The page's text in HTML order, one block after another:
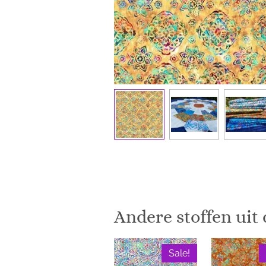
Andere stoffen uit
Sale!